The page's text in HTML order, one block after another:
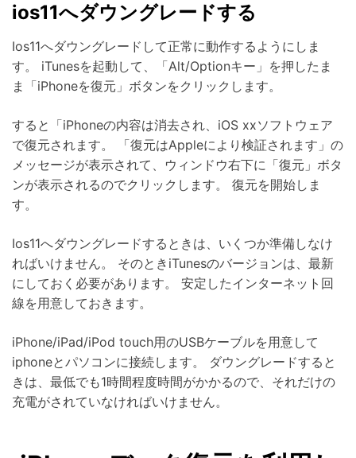
ios11へダウングレードする
Ios11へダウングレードして正常に動作するようにしま
す。 iTunesを起動して、「Alt/Optionキー」を押したま
ま「iPhoneを復元」ボタンをクリックします。
すると「iPhoneの内容は消去され、iOS xxソフトウェア
で復元されます。 「復元はAppleにより検証されます」の
メッセージが表示されて、ウィンドウ右下に「復元」ボタ
ンが表示されるのでクリックします。 復元を開始しま
す。
Ios11へダウングレードするときは、いくつか準備しなけ
ればいけません。 そのときiTunesのバージョンは、最新
にしておく必要があります。 安定したインターネット回
線を用意しておきます。
iPhone/iPad/iPod touch用のUSBケーブルを用意して
iphoneとパソコンに接続します。 ダウングレードすると
きは、最低でも1時間程度時間がかかるので、それだけの
充電がされていなければいけません。